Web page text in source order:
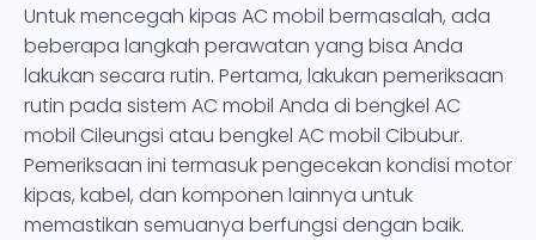
Untuk mencegah kipas AC mobil bermasalah, ada
beberapa langkah perawatan yang bisa Anda
lakukan secara rutin. Pertama, lakukan pemeriksaan
rutin pada sistem AC mobil Anda di bengkel AC
mobil Cileungsi atau bengkel AC mobil Cibubur.
Pemeriksaan ini termasuk pengecekan kondisi motor
kipas, kabel, dan komponen lainnya untuk
memastikan semuanya berfungsi dengan baik.